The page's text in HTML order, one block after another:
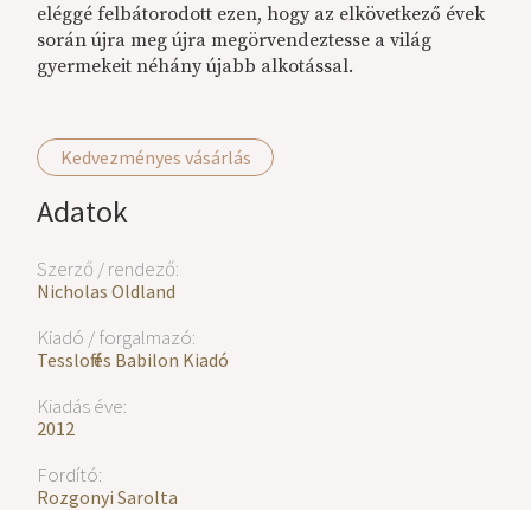
Kedvezményes vásárlás
Adatok
Szerző / rendező:
Nicholas Oldland
Kiadó / forgalmazó:
Tessloff és Babilon Kiadó
Kiadás éve:
2012
Fordító:
Rozgonyi Sarolta
eléggé felbátorodott ezen, hogy az elkövetkező évek
során újra meg újra megörvendeztesse a világ
gyermekeit néhány újabb alkotással.